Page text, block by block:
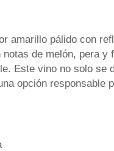
amarillo pálido con
de melón, pera
Este vino no solo
opción responsable